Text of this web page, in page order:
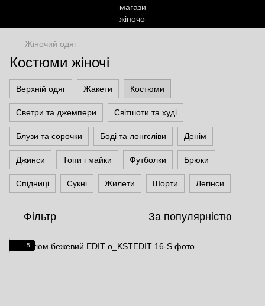
Жіночий одяг
Костюми жіночі
Верхній одяг Жакети Костюми
Светри та джемпери Світшоти та худі
Блузи та сорочки Боді та лонгсліви Денім
Джинси Топи і майки Футболки Брюки
Спідниці Сукні Жилети Шорти Легінси
Фільтр За популярністю
5